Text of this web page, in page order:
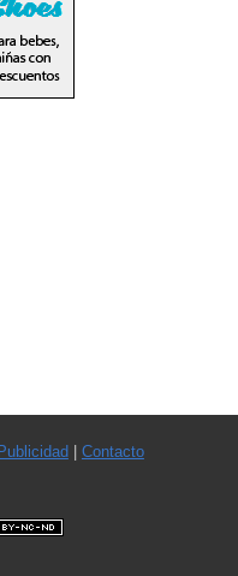
Publicidad Contacto